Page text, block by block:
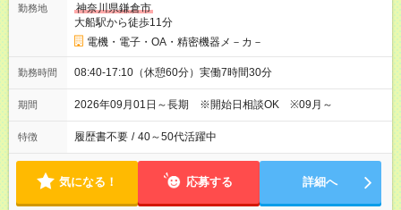
勤務地
神奈川県鎌倉市
大船駅から徒歩11分
電機・電子・OA・精密機器メ－カ－
勤務時間 08:40-17:10（休憩60分）実働7時間30分
期間 2026年09月01日～長期 ※開始日相談OK ※09月～
特徴 履歴書不要 / 40～50代活躍中
気になる！ 応募する 詳細へ